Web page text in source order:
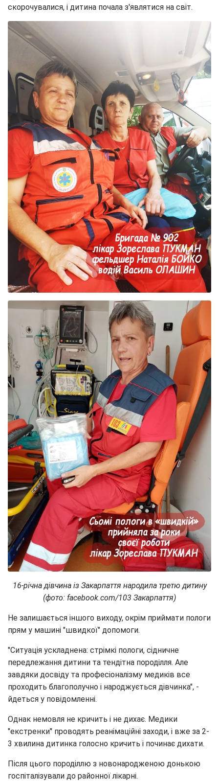
скорочувалися, і дитина почала з'являтися на світ.
16-річна дівчина із Закарпаття народила третю дитину
(фото: facebook.com/103 Закарпаття)
Не залишається іншого виходу, окрім приймати пологи
прям у машині "швидкої" допомоги.
"Ситуація ускладнена: стрімкі пологи, сідничне
передлежання дитини та тендітна породілля. Але
завдяки досвіду та професіоналізму медиків все
проходить благополучно і народжується дівчинка", -
йдеться у повідомленні.
Однак немовля не кричить і не дихає. Медики
"екстренки" проводять реанімаційні заходи, і вже за 2-
3 хвилина дитинка голосно кричить і починає дихати.
Після цього породіллю з новонародженою донькою
госпіталізували до районної лікарні.